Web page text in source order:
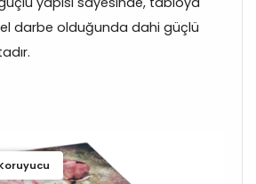
darbe olduğunda dahi güçlü